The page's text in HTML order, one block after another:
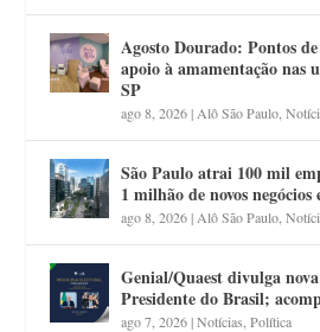
Agosto Dourado: Pontos
apoio à amamentação nas
SP
ago 8, 2026| Alô São Paulo ,
São Paulo atrai 100 mil
1 milhão de novos negócios
ago 8, 2026| Alô São Paulo ,
Genial/Quaest divulga
Presidente do Brasil;
ago 7, 2026|Notícias ,Política